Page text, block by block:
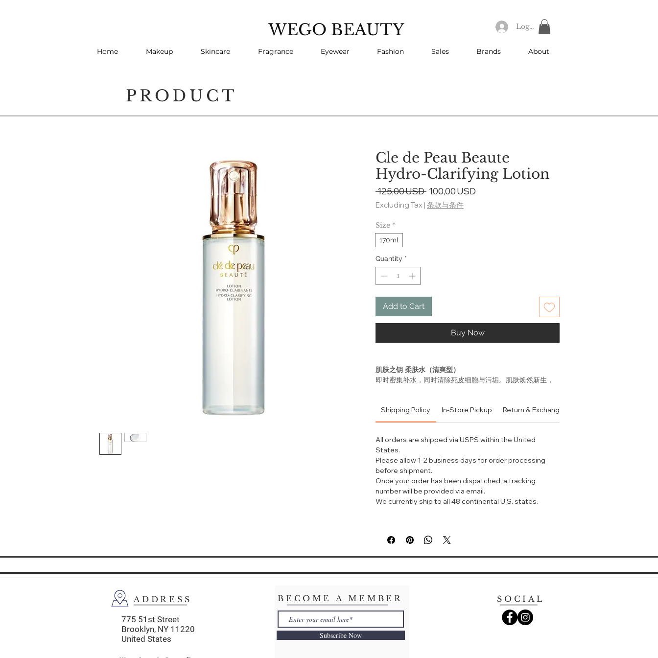
WEGO BEAUTY Log In
Home Makeup Skincare Fragrance Eyewear Fashion Sales Brands About
PRODUCT
Cle de Peau Beaute
Hydro-Clarifying Lotion
125,00 USD Regular
Price
100,00 USD
Excluding Tax | 条款与条件
Size *
170ml
Quantity *
Add to Cart
Buy Now
肌肤之钥 柔肤水（清爽型）
即时密集补水，同时清除死皮细胞与污垢。肌肤焕然新生，
Illuminator，这种成分蕴含珍稀的白金丝绸，可增强皮
肤抵御不同类型压力的能力，重现莹亮光彩。
调理肌肤的德国野菊提取物。
配方含有黄芩根提取物，后者以强大的抗氧化功效著称，
并有助于保护肌肤免受环境因素侵害。
突破性Skin-Empowering Illuminator可解锁皮肤的
智能修复功能，帮助抵御侵害因素。
为缺水的皮肤即时密集补水。
清除死皮细胞和多余油脂，塑造莹润透亮的光滑肌肤。
长期使用有助于保持皮肤莹润透亮。
如何使用
涂抹精华并按摩吸收后，取按压三次的量于化妆棉上。缓
等候片刻，待乳液被皮肤吸收后再进行保湿。
Cle de Peau HYDRO-CLARIFYING LOTION
Instantly and intensively hydrates while dissolving
Shipping Policy In-Store Pickup Return & Exchange Policy
All orders are shipped via USPS within the United
States.
Please allow 1-2 business days for order processing
before shipment.
Once your order has been dispatched, a tracking
number will be provided via email.
We currently ship to all 48 continental U.S. states.
ADDRESS
775 51st Street
Brooklyn, NY 11220
United States
BECOME A MEMBER
Subscribe Now
SOCIAL